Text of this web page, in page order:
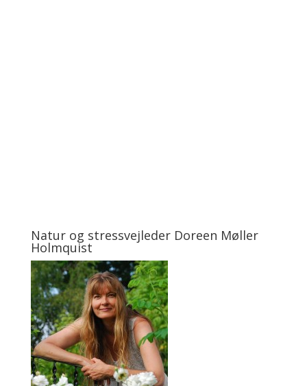
Natur og stressvejleder Doreen Møller
Holmquist